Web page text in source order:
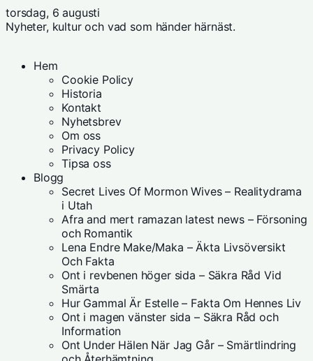
torsdag, 6 augusti
Nyheter, kultur och vad som händer härnäst.
Hem
Cookie Policy
Historia
Kontakt
Nyhetsbrev
Om oss
Privacy Policy
Tipsa oss
Blogg
Secret Lives Of Mormon Wives – Realitydrama
i Utah
Afra and mert ramazan latest news – Försoning
och Romantik
Lena Endre Make/Maka – Äkta Livsöversikt
Och Fakta
Ont i revbenen höger sida – Säkra Råd Vid
Smärta
Hur Gammal Är Estelle – Fakta Om Hennes Liv
Ont i magen vänster sida – Säkra Råd och
Information
Ont Under Hälen När Jag Går – Smärtlindring